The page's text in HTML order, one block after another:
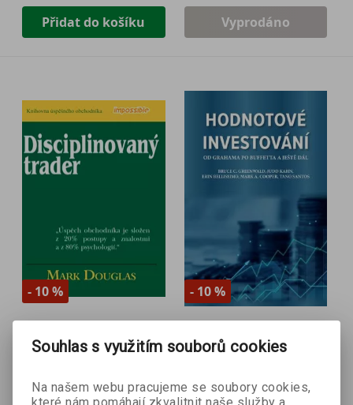
Přidat do košíku Vyprodáno
- 10 %
Mark Douglas
- 10 %
investování
Souhlas s využitím souborů cookies
Na našem webu pracujeme se soubory cookies,
které nám pomáhají zkvalitnit naše služby a